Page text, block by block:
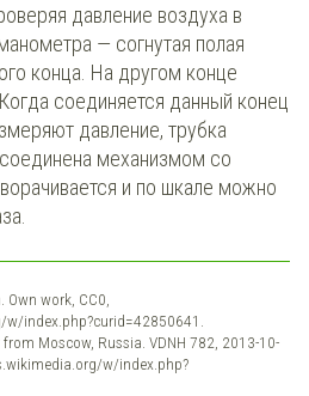
давление воздуха в
— согнутая полая
конца. На другом конце
соединяется данный конец
давление, трубка
соединена механизмом со
и по шкале можно
Own work, CC0,
index.php?curid=42850641.
Moscow, Russia. VDNH 782, 2013-10-
w/index.php?